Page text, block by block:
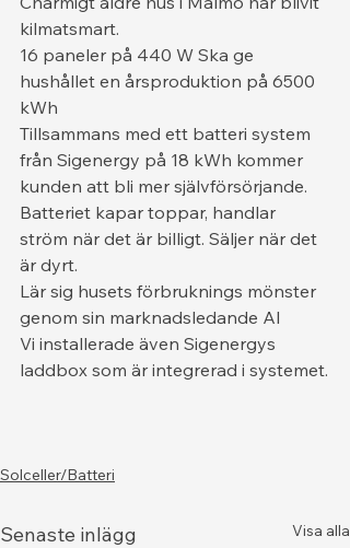
kilmatsmart.
16 paneler på 440 W Ska ge
hushållet en årsproduktion på 6500
kWh
Tillsammans med ett batteri system
från Sigenergy på 18 kWh kommer
kunden att bli mer självförsörjande.
Batteriet kapar toppar, handlar
ström när det är billigt. Säljer när det
är dyrt.
Lär sig husets förbruknings mönster
genom sin marknadsledande AI
Vi installerade även Sigenergys
laddbox som är integrerad i systemet.
Solceller/Batteri
Senaste inlägg Visa alla